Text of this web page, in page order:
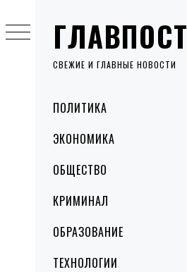
ГЛАВПОСТ
СВЕЖИЕ И ГЛАВНЫЕ НОВОСТИ
MenuПОЛИТИКА
ЭКОНОМИКА
ОБЩЕСТВО
КРИМИНАЛ
ОБРАЗОВАНИЕ
ТЕХНОЛОГИИ
to
content